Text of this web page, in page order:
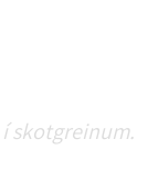
skotgreinum.